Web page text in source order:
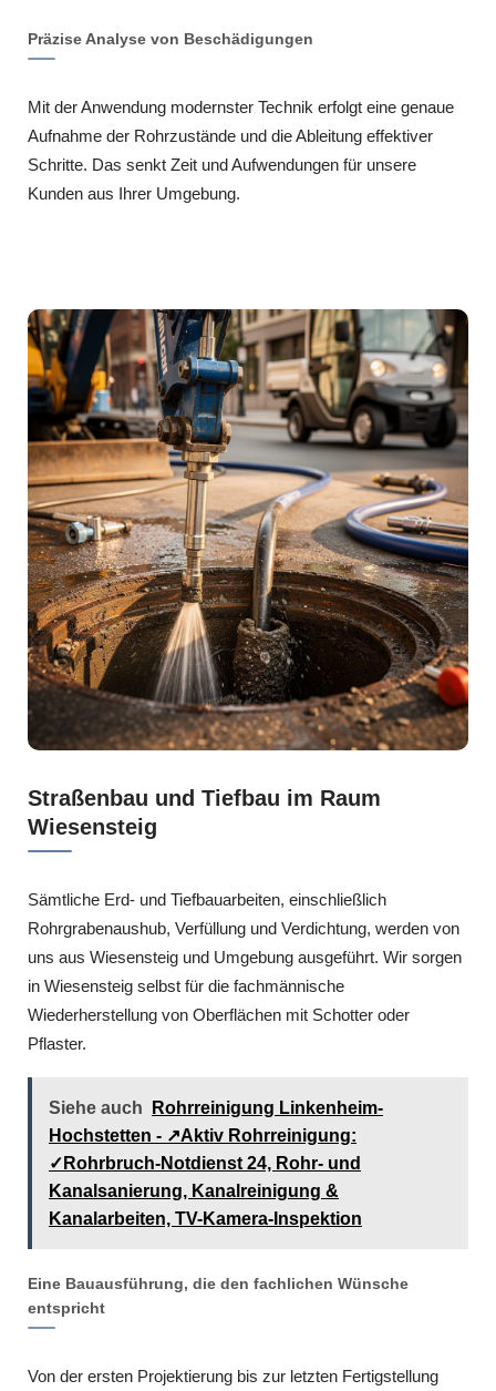
Präzise Analyse von Beschädigungen
Mit der Anwendung modernster Technik erfolgt eine genaue
Aufnahme der Rohrzustände und die Ableitung effektiver
Schritte. Das senkt Zeit und Aufwendungen für unsere
Kunden aus Ihrer Umgebung.
Straßenbau und Tiefbau im Raum
Wiesensteig
Sämtliche Erd- und Tiefbauarbeiten, einschließlich
Rohrgrabenaushub, Verfüllung und Verdichtung, werden von
uns aus Wiesensteig und Umgebung ausgeführt. Wir sorgen
in Wiesensteig selbst für die fachmännische
Wiederherstellung von Oberflächen mit Schotter oder
Pflaster.
Siehe auch
Rohrreinigung Linkenheim-
Hochstetten - ↗️Aktiv Rohrreinigung:
✓Rohrbruch-Notdienst 24, Rohr- und
Kanalsanierung, Kanalreinigung &
Kanalarbeiten, TV-Kamera-Inspektion
Eine Bauausführung, die den fachlichen Wünsche
entspricht
Von der ersten Projektierung bis zur letzten Fertigstellung